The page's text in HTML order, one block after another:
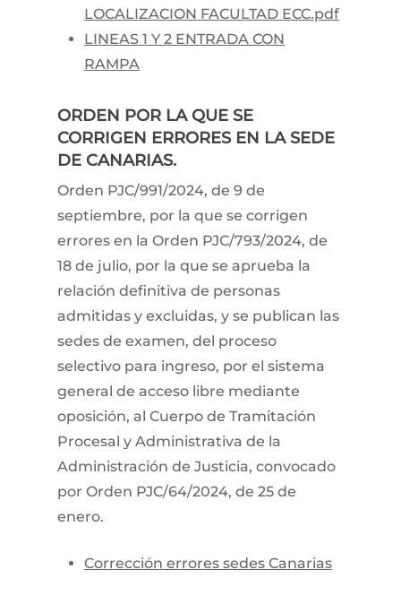
LOCALIZACION FACULTAD ECC.pdf
LINEAS 1 Y 2 ENTRADA CON
RAMPA
ORDEN POR LA QUE SE
CORRIGEN ERRORES EN LA SEDE
DE CANARIAS.
​Orden PJC/991/2024, de 9 de
septiembre, por la que se corrigen
errores en la Orden PJC/793/2024, de
18 de julio, por la que se aprueba la
relación definitiva de personas
admitidas y excluidas, y se publican las
sedes de examen, del proceso
selectivo para ingreso, por el sistema
general de acceso libre mediante
oposición, al Cuerpo de Tramitación
Procesal y Administrativa de la
Administración de Justicia, convocado
por Orden PJC/64/2024, de 25 de
enero.
Corrección errores sedes Canarias